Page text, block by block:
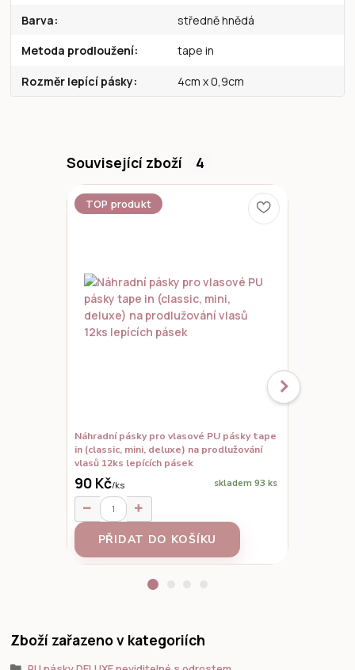
Barva středně hnědá
Metoda prodloužení tape in
Rozměr lepící pásky 4cm x 0,9cm
Související zboží 4
TOP produkt
Náhradní pásky pro vlasové PU pásky tape
in (classic, mini, deluxe) na prodlužování
vlasů 12ks lepících pásek
90 Kč/ks skladem 93 ks
PŘIDAT DO KOŠÍKU
Zboží zařazeno v kategoriích